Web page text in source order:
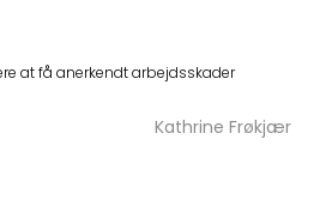
for hjælp?
at få anerkendt arbejdsskader
Kathrine Frøkjær